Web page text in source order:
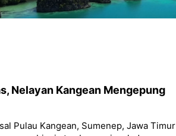
Nelayan Kangean Mengepung
Pulau Kangean, Sumenep, Jawa Timur